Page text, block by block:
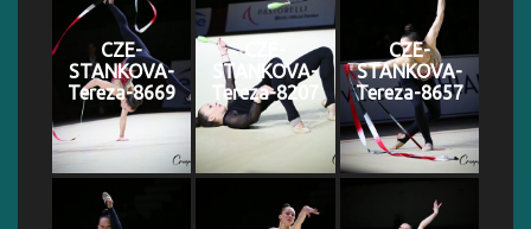
CZE-
STANKOVA-
Tereza-8669
CZE-
STANKOVA-
Tereza-8207
CZE-
STANKOVA-
Tereza-8657